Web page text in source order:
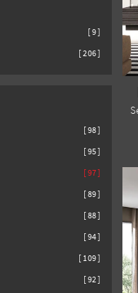
9
206
98
95
97
89
88
94
109
92